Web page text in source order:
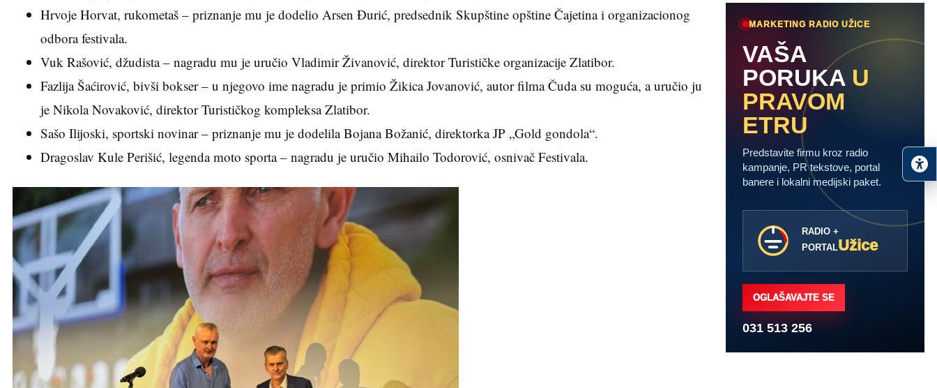
Hrvoje Horvat, rukometaš – priznanje mu je dodelio Arsen Đurić, predsednik Skupštine opštine Čajetina i organizacionog
odbora festivala.
Vuk Rašović, džudista – nagradu mu je uručio Vladimir Živanović, direktor Turističke organizacije Zlatibor.
Fazlija Šaćirović, bivši bokser – u njegovo ime nagradu je primio Žikica Jovanović, autor filma Čuda su moguća, a uručio ju
je Nikola Novaković, direktor Turističkog kompleksa Zlatibor.
Sašo Ilijoski, sportski novinar – priznanje mu je dodelila Bojana Božanić, direktorka JP „Gold gondola“.
Dragoslav Kule Perišić, legenda moto sporta – nagradu je uručio Mihailo Todorović, osnivač Festivala.
MARKETING RADIO UŽICE
VAŠA
PORUKA U
PRAVOM
ETRU
Predstavite firmu kroz radio
kampanje, PR tekstove, portal
banere i lokalni medijski paket.
RADIO +
PORTALUžice
OGLAŠAVAJTE SE
031 513 256